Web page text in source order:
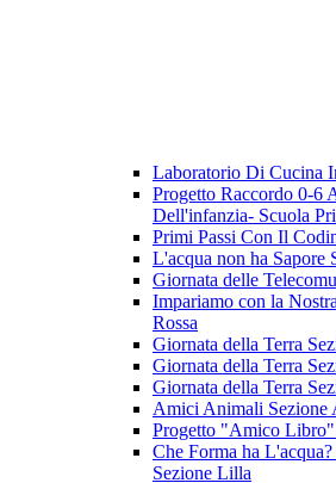
Laboratorio Di Cucina
Progetto Raccordo 0-6
Dell'infanzia- Scuola
Primi Passi Con Il
L'acqua non ha Sapore
Giornata delle
Impariamo con la
Rossa
Giornata della Terra
Giornata della Terra
Giornata della Terra
Amici Animali Sezione
Progetto "Amico Libro"
Che Forma ha
Sezione Lilla